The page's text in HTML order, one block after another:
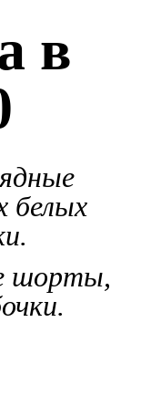
в
белых
шорты,